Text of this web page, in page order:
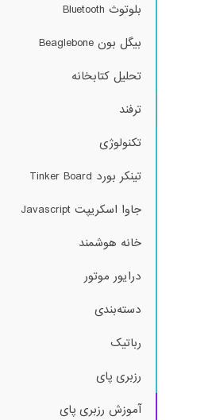
بلوتوث Bluetooth
بیگل بون Beaglebone
تحلیل کتابخانه
ترفند
تکنولوژی
تینکر بورد Tinker Board
جاوا اسکریپت Javascript
خانه هوشمند
درایور موتور
دسته‌بندی
رباتیک
رزبری پای
آموزش رزبری پای